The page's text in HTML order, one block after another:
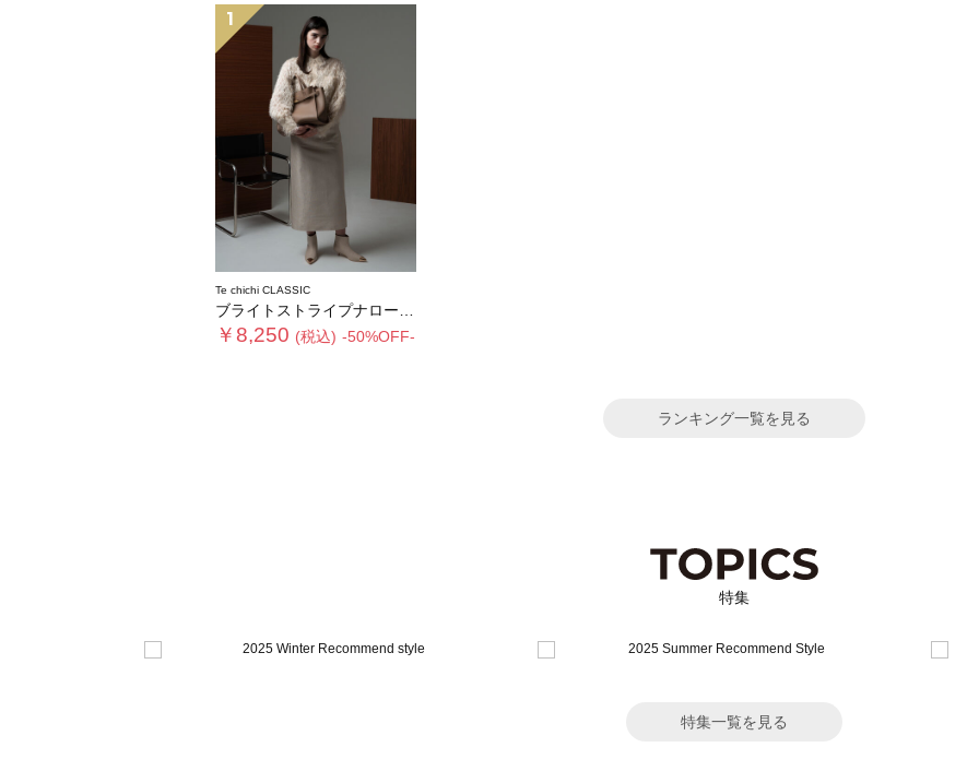
1
Te chichi CLASSIC
ブライトストライプナロースカート《2025winter catalog item》
￥8,250 (税込) -50%OFF-
ランキング一覧を見る
特集
特集一覧を見る